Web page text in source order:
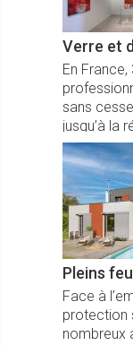
Verre et
En
sans
jusqu’à la
Pleins
Face à
protection
nombreux